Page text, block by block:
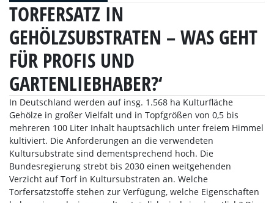
TORFERSATZ IN
GEHÖLZSUBSTRATEN – WAS GEHT
FÜR PROFIS UND
GARTENLIEBHABER?‘
In Deutschland werden auf insg. 1.568 ha Kulturfläche
Gehölze in großer Vielfalt und in Topfgrößen von 0,5 bis
mehreren 100 Liter Inhalt hauptsächlich unter freiem Himmel
kultiviert. Die Anforderungen an die verwendeten
Kultursubstrate sind dementsprechend hoch. Die
Bundesregierung strebt bis 2030 einen weitgehenden
Verzicht auf Torf in Kultursubstraten an. Welche
Torfersatzstoffe stehen zur Verfügung, welche Eigenschaften